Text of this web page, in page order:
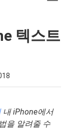
텍스트
내 iPhone에서
을 알려줄 수